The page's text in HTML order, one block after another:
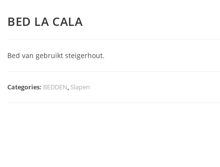
BED LA CALA
Bed van gebruikt steigerhout.
Categories: BEDDEN, Slapen